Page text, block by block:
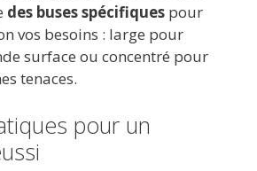
des buses spécifiques pour
vos besoins : large pour
surface ou concentré pour
tenaces.
pour un